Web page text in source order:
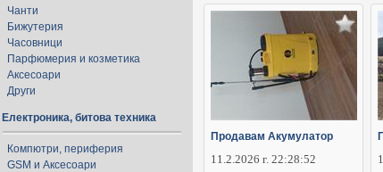
Чанти
Бижутерия
Часовници
Парфюмерия и козметика
Аксесоари
Други
Електроника, битова техника
Компютри, периферия
GSM и Аксесоари
Продавам Акумулатор
11.2.2026 г. 22:28:52